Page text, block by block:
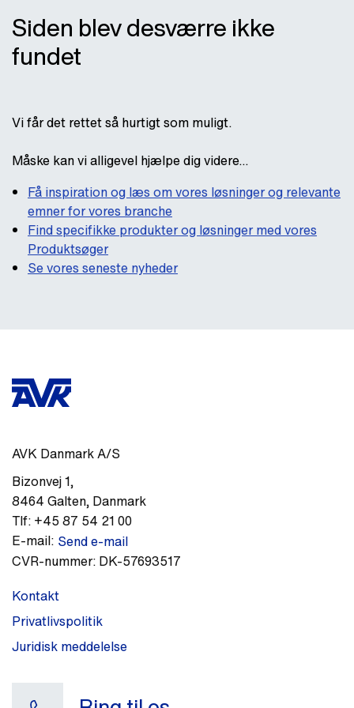
Siden blev desværre ikke
fundet
Vi får det rettet så hurtigt som muligt.
Måske kan vi alligevel hjælpe dig videre...
Få inspiration og læs om vores løsninger og relevante
emner for vores branche
Find specifikke produkter og løsninger med vores
Produktsøger
Se vores seneste nyheder
AVK Danmark A/S
Bizonvej 1,
8464 Galten, Danmark
Tlf: +45 87 54 21 00
E-mail: Send e-mail
CVR-nummer: DK-57693517
Kontakt
Privatlivspolitik
Juridisk meddelelse